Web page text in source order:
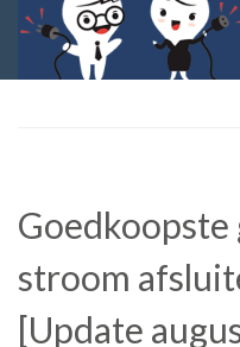
Goedkoopste
stroom
[Update